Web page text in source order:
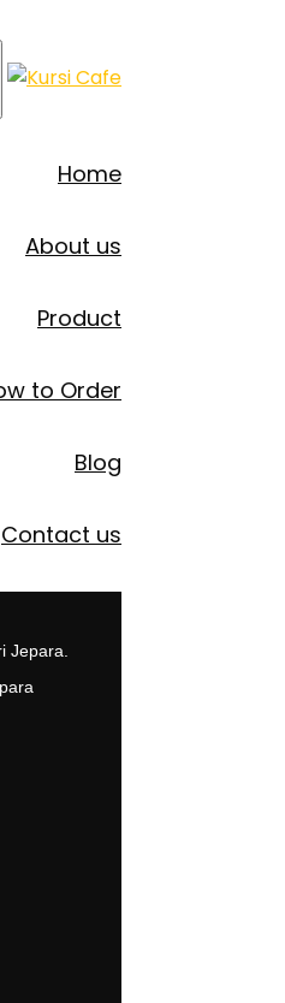
Home
About us
Product
to Order
Blog
Contact us
Jepara.